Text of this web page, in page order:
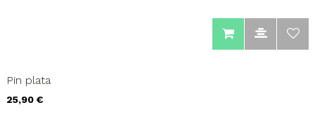
Pin plata
Precio
25,90 €